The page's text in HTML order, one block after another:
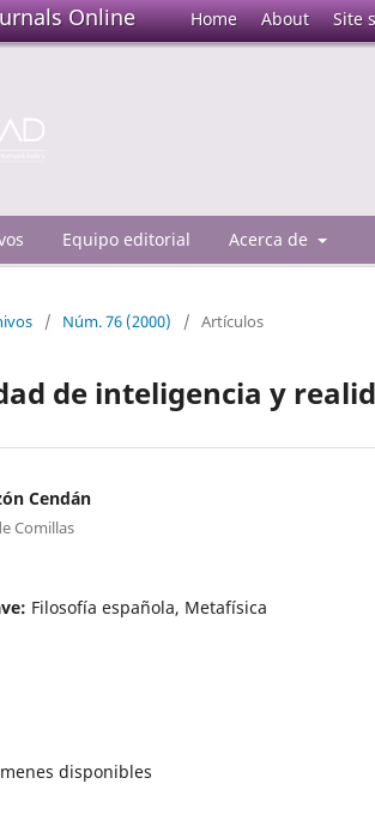
Online Home About Site
Equipo editorial Acerca de
/ Núm. 76 (2000) / Artículos
de inteligencia y
Cendán
Comillas
Filosofía española, Metafísica
disponibles